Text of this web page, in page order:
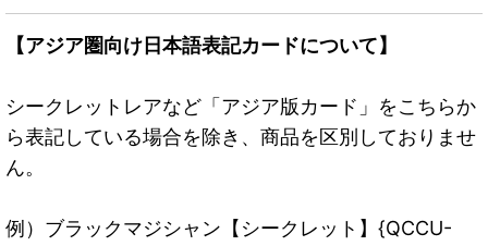
【アジア圏向け日本語表記カードについて】
シークレットレアなど「アジア版カード」をこちらか
ら表記している場合を除き、商品を区別しておりませ
ん。
例）ブラックマジシャン【シークレット】{QCCU-